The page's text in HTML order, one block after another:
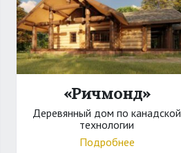
«Ричмонд»
Деревянный дом по канадской
технологии
Подробнее